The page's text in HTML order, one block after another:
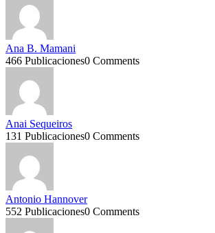
Ana B. Mamani
466 Publicaciones0 Comments
Anai Sequeiros
131 Publicaciones0 Comments
Antonio Hannover
552 Publicaciones0 Comments